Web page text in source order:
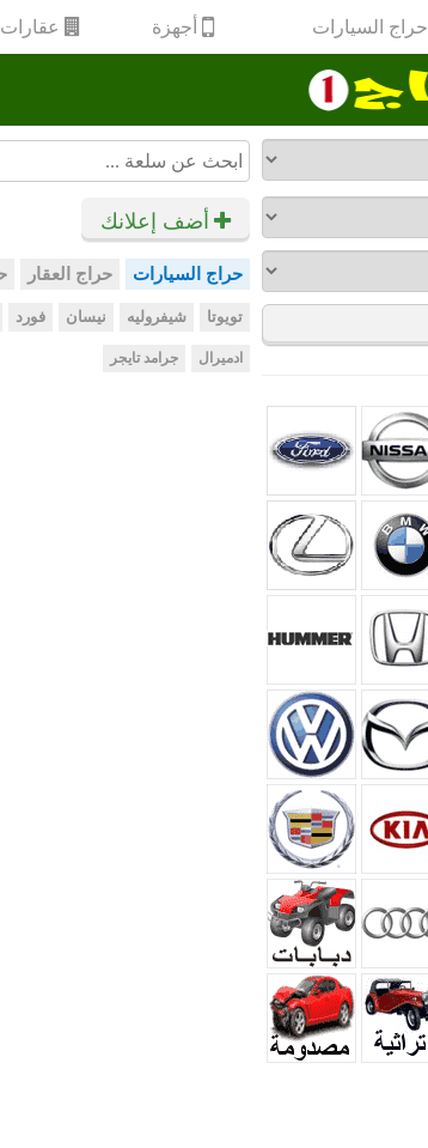
حراج السيارات أجهزة عقارات
أضف إعلانك
حراج السيارات حراج العقار
تويوتا شيفروليه نيسان فورد
ادميرال جرامد تايجر